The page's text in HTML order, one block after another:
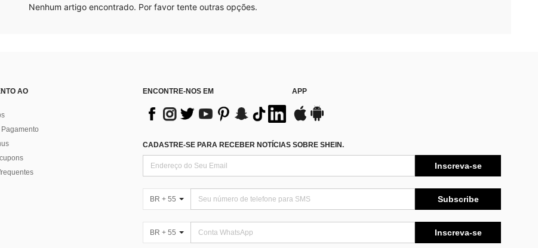
Nenhum artigo encontrado. Por favor tente outras opções.
AO
ENCONTRE-NOS EM APP
CADASTRE-SE PARA RECEBER NOTÍCIAS SOBRE SHEIN.
Inscreva-se
BR + 55 Subscribe
BR + 55 Inscreva-se